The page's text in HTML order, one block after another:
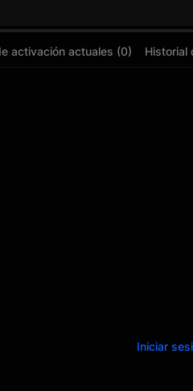
activación actuales (0) Historial
Iniciar